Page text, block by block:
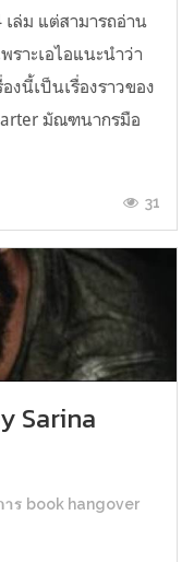
ล่ม แต่สามารถอ่าน
าะเอไอแนะนำว่า
งนี้เป็นเรื่องราวของ
มัณฑนากรมือ
31
Sarina
ร book hangover